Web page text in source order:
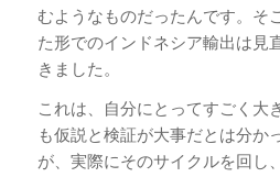
むようなものだったんです。そ
た形でのインドネシア輸出は見
きました。
これは、自分にとってすごく大
も仮説と検証が大事だとは分か
が、実際にそのサイクルを回し